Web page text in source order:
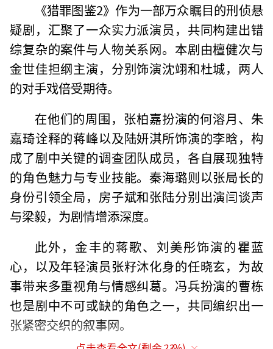
《猎罪图鉴2》作为一部万众瞩目的刑侦悬
疑剧，汇聚了一众实力派演员，共同构建出错
综复杂的案件与人物关系网。本剧由檀健次与
金世佳担纲主演，分别饰演沈翊和杜城，两人
的对手戏倍受期待。
在他们的周围，张柏嘉扮演的何溶月、朱
嘉琦诠释的蒋峰以及陆妍淇所饰演的李晗，构
成了剧中关键的调查团队成员，各自展现独特
的角色魅力与专业技能。秦海璐则以张局长的
身份引领全局，房子斌和张陆分别出演闫谈声
与梁毅，为剧情增添深度。
此外，金丰的蒋歌、刘美彤饰演的瞿蓝
心，以及年轻演员张籽沐化身的任晓玄，为故
事带来多重视角与情感纠葛。冯兵扮演的曹栋
也是剧中不可或缺的角色之一，共同编织出一
张紧密交织的叙事网。